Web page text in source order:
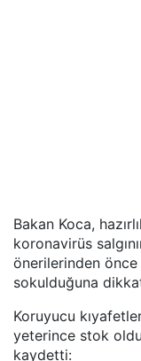
Bakan Koca,
koronavirüs
önerilerinden
sokulduğuna
Koruyucu
yeterince stok
kaydetti: